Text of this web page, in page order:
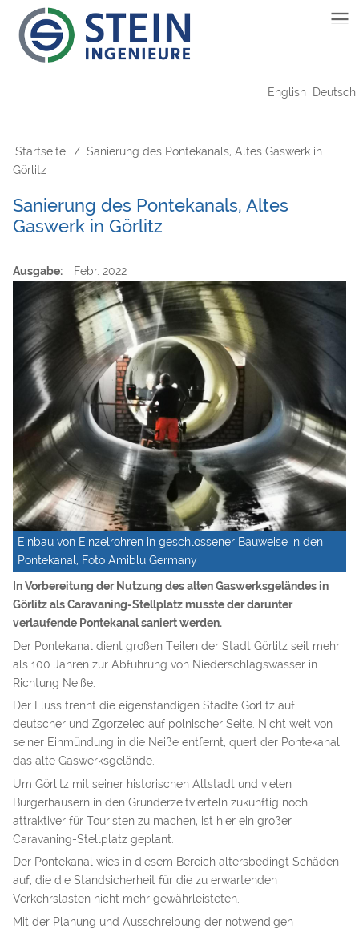
zum
Inhalt
Main
navigation
English Deutsch
Pfadnavigation
Startseite
Sanierung des Pontekanals, Altes Gaswerk in
Görlitz
Sanierung des Pontekanals, Altes
Gaswerk in Görlitz
Ausgabe Febr. 2022
Einbau von Einzelrohren in geschlossener Bauweise in den
Pontekanal, Foto Amiblu Germany
In Vorbereitung der Nutzung des alten Gaswerksgeländes in
Görlitz als Caravaning-Stellplatz musste der darunter
verlaufende Pontekanal saniert werden.
Der Pontekanal dient großen Teilen der Stadt Görlitz seit mehr
als 100 Jahren zur Abführung von Niederschlagswasser in
Richtung Neiße.
Der Fluss trennt die eigenständigen Städte Görlitz auf
deutscher und Zgorzelec auf polnischer Seite. Nicht weit von
seiner Einmündung in die Neiße entfernt, quert der Pontekanal
das alte Gaswerksgelände.
Um Görlitz mit seiner historischen Altstadt und vielen
Bürgerhäusern in den Gründerzeitvierteln zukünftig noch
attraktiver für Touristen zu machen, ist hier ein großer
Caravaning-Stellplatz geplant.
Der Pontekanal wies in diesem Bereich altersbedingt Schäden
auf, die die Standsicherheit für die zu erwartenden
Verkehrslasten nicht mehr gewährleisteten.
Mit der Planung und Ausschreibung der notwendigen